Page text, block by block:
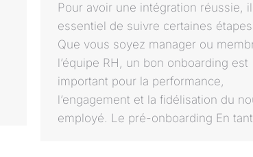
Pour avoir une intégration réussie,
essentiel de suivre certaines
Que vous soyez manager ou
l’équipe RH, un bon onboarding est
important pour la performance,
l’engagement et la fidélisation du
employé. Le pré-onboarding En